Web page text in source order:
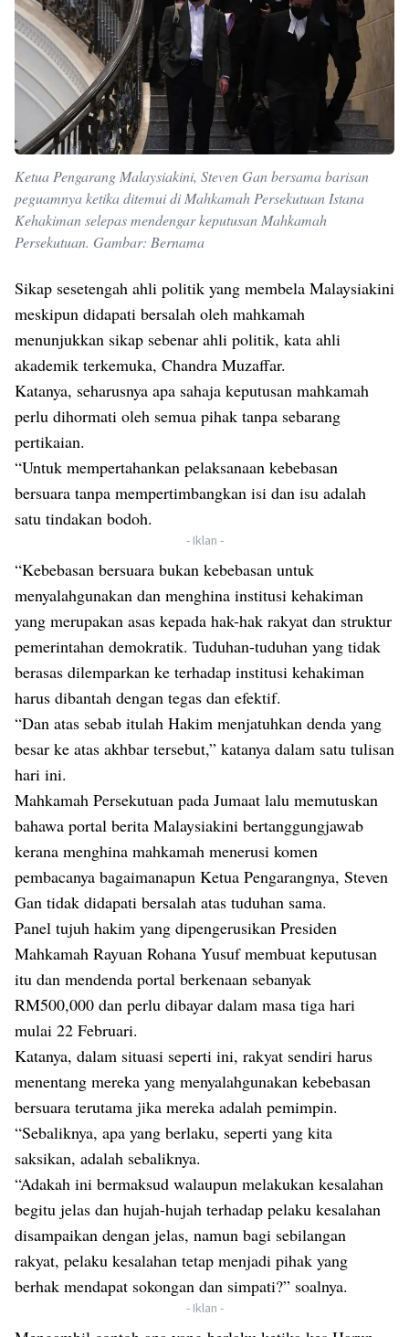
Ketua Pengarang Malaysiakini, Steven Gan bersama barisan
peguamnya ketika ditemui di Mahkamah Persekutuan Istana
Kehakiman selepas mendengar keputusan Mahkamah
Persekutuan. Gambar: Bernama
Sikap sesetengah ahli politik yang membela Malaysiakini
meskipun didapati bersalah oleh mahkamah
menunjukkan sikap sebenar ahli politik, kata ahli
akademik terkemuka, Chandra Muzaffar.
Katanya, seharusnya apa sahaja keputusan mahkamah
perlu dihormati oleh semua pihak tanpa sebarang
pertikaian.
“Untuk mempertahankan pelaksanaan kebebasan
bersuara tanpa mempertimbangkan isi dan isu adalah
satu tindakan bodoh.
- Iklan -
“Kebebasan bersuara bukan kebebasan untuk
menyalahgunakan dan menghina institusi kehakiman
yang merupakan asas kepada hak-hak rakyat dan struktur
pemerintahan demokratik. Tuduhan-tuduhan yang tidak
berasas dilemparkan ke terhadap institusi kehakiman
harus dibantah dengan tegas dan efektif.
“Dan atas sebab itulah Hakim menjatuhkan denda yang
besar ke atas akhbar tersebut,” katanya dalam satu tulisan
hari ini.
Mahkamah Persekutuan pada Jumaat lalu memutuskan
bahawa portal berita Malaysiakini bertanggungjawab
kerana menghina mahkamah menerusi komen
pembacanya bagaimanapun Ketua Pengarangnya, Steven
Gan tidak didapati bersalah atas tuduhan sama.
Panel tujuh hakim yang dipengerusikan Presiden
Mahkamah Rayuan Rohana Yusuf membuat keputusan
itu dan mendenda portal berkenaan sebanyak
RM500,000 dan perlu dibayar dalam masa tiga hari
mulai 22 Februari.
Katanya, dalam situasi seperti ini, rakyat sendiri harus
menentang mereka yang menyalahgunakan kebebasan
bersuara terutama jika mereka adalah pemimpin.
“Sebaliknya, apa yang berlaku, seperti yang kita
saksikan, adalah sebaliknya.
“Adakah ini bermaksud walaupun melakukan kesalahan
begitu jelas dan hujah-hujah terhadap pelaku kesalahan
disampaikan dengan jelas, namun bagi sebilangan
rakyat, pelaku kesalahan tetap menjadi pihak yang
berhak mendapat sokongan dan simpati?” soalnya.
- Iklan -